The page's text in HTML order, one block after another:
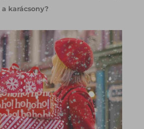
karácsony?